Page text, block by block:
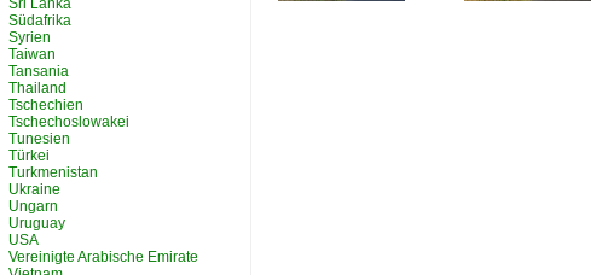
Sri Lanka
Südafrika
Syrien
Taiwan
Tansania
Thailand
Tschechien
Tschechoslowakei
Tunesien
Türkei
Turkmenistan
Ukraine
Ungarn
Uruguay
USA
Vereinigte Arabische Emirate